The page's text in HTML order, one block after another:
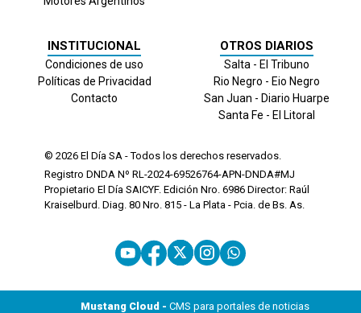
INSTITUCIONAL
Condiciones de uso
Políticas de Privacidad
Contacto
OTROS DIARIOS
Salta - El Tribuno
Rio Negro - Eio Negro
San Juan - Diario Huarpe
Santa Fe - El Litoral
© 2026 El Día SA - Todos los derechos reservados.
Registro DNDA Nº RL-2024-69526764-APN-DNDA#MJ
Propietario El Día SAICYF. Edición Nro. 6986 Director: Raúl
Kraiselburd. Diag. 80 Nro. 815 - La Plata - Pcia. de Bs. As.
Mustang Cloud - CMS para portales de noticias